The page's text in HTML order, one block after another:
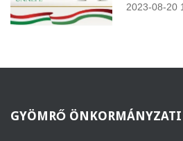
2023-08-20
GYÖMRŐ ÖNKORMÁNYZATI